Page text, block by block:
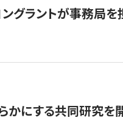
グラントが事務局
かにする共同研究を